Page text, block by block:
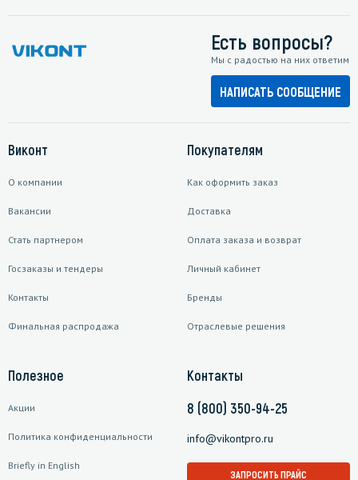
Есть вопросы?
Мы с радостью на них ответим
НАПИСАТЬ СООБЩЕНИЕ
Виконт
О компании
Вакансии
Стать партнером
Госзаказы и тендеры
Контакты
Финальная распродажа
Покупателям
Как оформить заказ
Доставка
Оплата заказа и возврат
Личный кабинет
Бренды
Отраслевые решения
Полезное
Акции
Политика конфиденциальности
Briefly in English
Контакты
8 (800) 350-94-25
info@vikontpro.ru
ЗАПРОСИТЬ ПРАЙС